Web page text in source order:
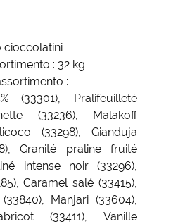
cioccolatini
: 32 kg
:
(33301), Pralifeuilleté
(33236), Malakoff
(33298), Gianduja
Granité praline fruité
intense noir (33296),
Caramel salé (33415),
Manjari (33604),
(33411), Vanille